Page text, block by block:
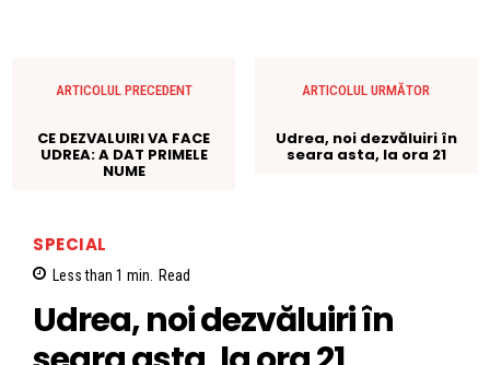
ARTICOLUL PRECEDENT
CE DEZVALUIRI VA FACE
UDREA: A DAT PRIMELE
NUME
ARTICOLUL URMĂTOR
Udrea, noi dezvăluiri în
seara asta, la ora 21